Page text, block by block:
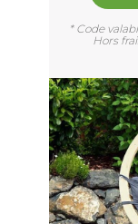
* Code
Hors